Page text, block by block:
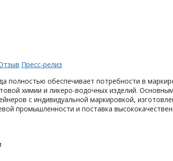
Пресс-релиз
полностью обеспечивает потребности в
химии и ликеро-водочных изделий.
с индивидуальной маркировкой,
промышленности и поставка